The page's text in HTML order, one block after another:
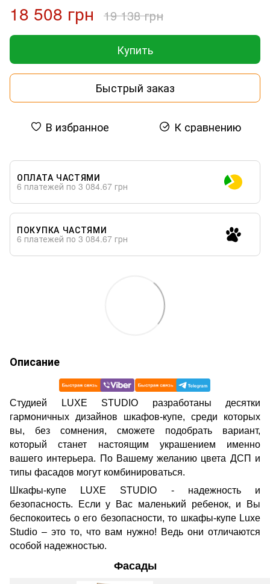
18 508 грн 19 138 грн
Купить
Быстрый заказ
В избранное К сравнению
ОПЛАТА ЧАСТЯМИ
6 платежей по 3 084.67 грн
ПОКУПКА ЧАСТЯМИ
6 платежей по 3 084.67 грн
Описание
Cтудией LUXE STUDIO разработаны десятки
гармоничных дизайнов шкафов-купе, среди которых
вы, без сомнения, сможете подобрать вариант,
который станет настоящим украшением именно
вашего интерьера. По Вашему желанию цвета ДСП и
типы фасадов могут комбинироваться.
Шкафы-купе LUXE STUDIO - надежность и
безопасность. Если у Вас маленький ребенок, и Вы
беспокоитесь о его безопасности, то шкафы-купе Luxe
Studio – это то, что вам нужно! Ведь они отличаются
особой надежностью.
Фасады